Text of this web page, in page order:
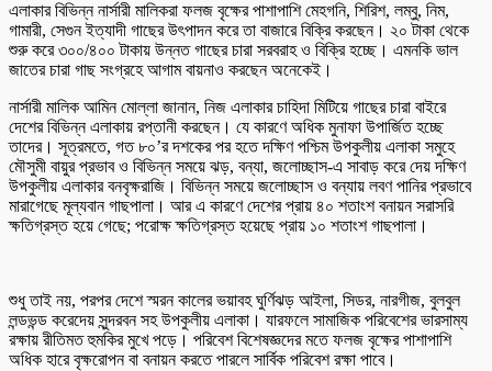
এলাকার বিভিন্ন নার্সারী মালিকরা ফলজ বৃক্ষের পাশাপাশি মেহগনি, শিরিশ, লম্বু, নিম,
গামারী, সেগুন ইত্যাদী গাছের উৎপাদন করে তা বাজারে বিক্রি করছেন। ২০ টাকা থেকে
শুরু করে ৩০০/৪০০ টাকায় উন্নত গাছের চারা সরবরাহ ও বিক্রি হচ্ছে। এমনকি ভাল
জাতের চারা গাছ সংগ্রহে আগাম বায়নাও করছেন অনেকেই।
নার্সারী মালিক আমিন মোল্লা জানান, নিজ এলাকার চাহিদা মিটিয়ে গাছের চারা বাইরে
দেশের বিভিন্ন এলাকায় রপ্তানী করছেন। যে কারণে অধিক মুনাফা উপার্জিত হচ্ছে
তাদের। সূত্রমতে, গত ৮০’র দশকের পর হতে দক্ষিণ পশ্চিম উপকুলীয় এলাকা সমুহে
মৌসুমী বায়ুর প্রভাব ও বিভিন্ন সময়ে ঝড়, বন্যা, জলোচ্ছাস-এ সাবাড় করে দেয় দক্ষিণ
উপকুলীয় এলাকার বনবৃক্ষরাজি। বিভিন্ন সময়ে জলোচ্ছাস ও বন্যায় লবণ পানির প্রভাবে
মারাগেছে মূল্যবান গাছপালা। আর এ কারণে দেশের প্রায় ৪০ শতাংশ বনায়ন সরাসরি
ক্ষতিগ্রস্ত হয়ে গেছে; পরোক্ষ ক্ষতিগ্রস্ত হয়েছে প্রায় ১০ শতাংশ গাছপালা।
শুধু তাই নয়, পরপর দেশে স্মরন কালের ভয়াবহ ঘুর্ণিঝড় আইলা, সিডর, নারগীজ, বুলবুল
লন্ডভন্ড করেদেয় সুন্দরবন সহ উপকুলীয় এলাকা। যারফলে সামাজিক পরিবেশের ভারসাম্য
রক্ষায় রীতিমত হুমকির মুখে পড়ে। পরিবেশ বিশেষজ্ঞদের মতে ফলজ বৃক্ষের পাশাপাশি
অধিক হারে বৃক্ষরোপন বা বনায়ন করতে পারলে সার্বিক পরিবেশ রক্ষা পাবে।